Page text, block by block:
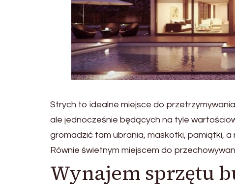
Strych to idealne miejsce do
ale jednocześnie będących na tyle
gromadzić tam ubrania, maskotki, pamiątki,
Równie świetnym miejscem do
Wynajem sprzętu